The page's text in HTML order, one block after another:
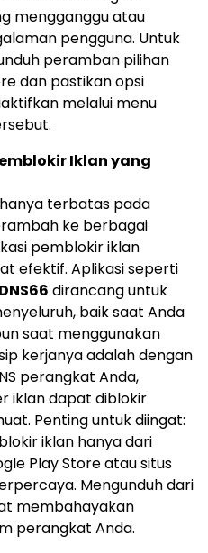
mengganggu atau
pengguna. Untuk
peramban pilihan
dan pastikan opsi
melalui menu
Iklan yang
terbatas pada
ke berbagai
pemblokir iklan
efektif. Aplikasi seperti
DNS66 dirancang untuk
baik saat Anda
saat menggunakan
kerjanya adalah dengan
perangkat Anda,
iklan dapat diblokir
Penting untuk diingat:
iklan hanya dari
Play Store atau situs
Mengunduh dari
membahayakan
perangkat Anda.